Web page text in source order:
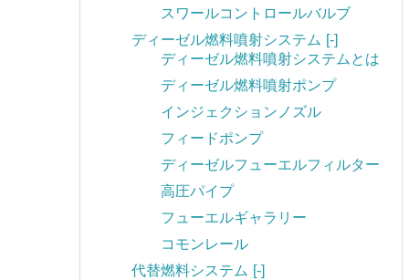
スワールコントロールバルブ
ディーゼル燃料噴射システム [-]
ディーゼル燃料噴射システムとは
ディーゼル燃料噴射ポンプ
インジェクションノズル
フィードポンプ
ディーゼルフューエルフィルター
高圧パイプ
フューエルギャラリー
コモンレール
代替燃料システム [-]